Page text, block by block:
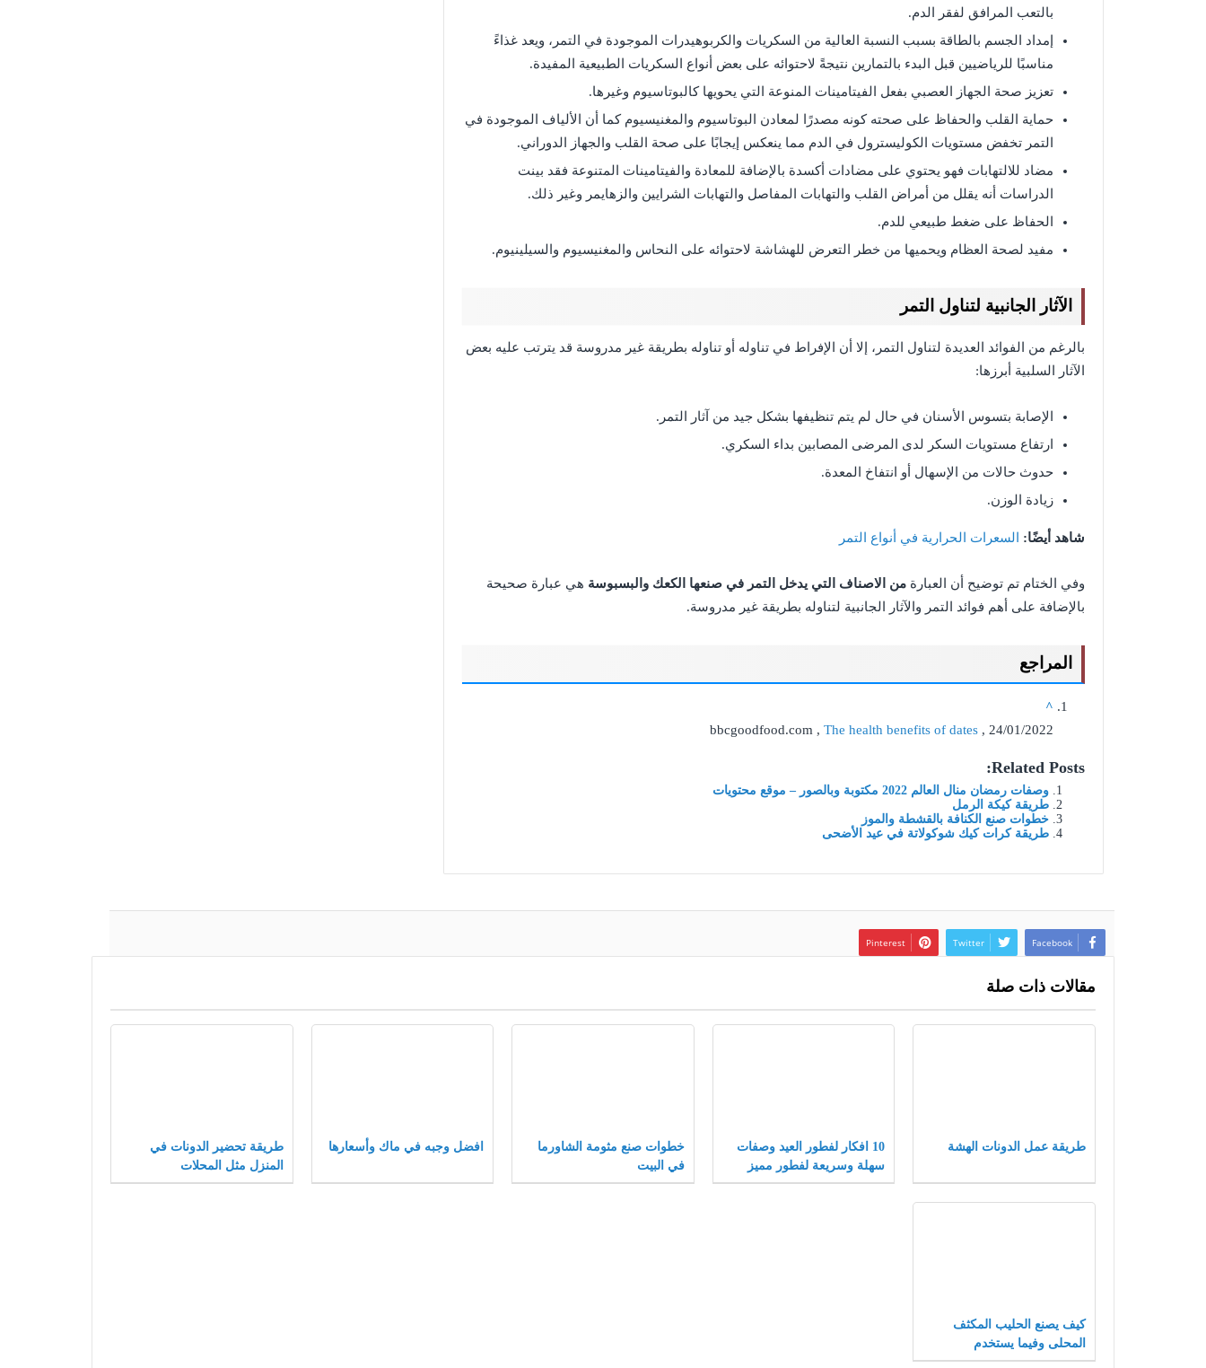
بالتعب المرافق لفقر الدم.
إمداد الجسم بالطاقة بسبب النسبة العالية من السكريات والكربوهيدرات الموجودة في التمر، ويعد غذاءً
مناسبًا للرياضيين قبل البدء بالتمارين نتيجةً لاحتوائه على بعض أنواع السكريات الطبيعية المفيدة.
تعزيز صحة الجهاز العصبي بفعل الفيتامينات المنوعة التي يحويها كالبوتاسيوم وغيرها.
حماية القلب والحفاظ على صحته كونه مصدرًا لمعادن البوتاسيوم والمغنيسيوم كما أن الألياف الموجودة في
التمر تخفض مستويات الكوليسترول في الدم مما ينعكس إيجابًا على صحة القلب والجهاز الدوراني.
مضاد للالتهابات فهو يحتوي على مضادات أكسدة بالإضافة للمعادة والفيتامينات المتنوعة فقد بينت
الدراسات أنه يقلل من أمراض القلب والتهابات المفاصل والتهابات الشرايين والزهايمر وغير ذلك.
الحفاظ على ضغط طبيعي للدم.
مفيد لصحة العظام ويحميها من خطر التعرض للهشاشة لاحتوائه على النحاس والمغنيسيوم والسيلينيوم.
الآثار الجانبية لتناول التمر
بالرغم من الفوائد العديدة لتناول التمر، إلا أن الإفراط في تناوله أو تناوله بطريقة غير مدروسة قد يترتب عليه بعض
الآثار السلبية أبرزها:
الإصابة بتسوس الأسنان في حال لم يتم تنظيفها بشكل جيد من آثار التمر.
ارتفاع مستويات السكر لدى المرضى المصابين بداء السكري.
حدوث حالات من الإسهال أو انتفاخ المعدة.
زيادة الوزن.
شاهد أيضًا: السعرات الحرارية في أنواع التمر
وفي الختام تم توضيح أن العبارة من الاصناف التي يدخل التمر في صنعها الكعك والبسبوسة هي عبارة صحيحة
بالإضافة على أهم فوائد التمر والآثار الجانبية لتناوله بطريقة غير مدروسة.
المراجع
^
bbcgoodfood.com , The health benefits of dates , 24/01/2022
Related Posts:
وصفات رمضان منال العالم 2022 مكتوبة وبالصور – موقع محتويات
طريقة كيكة الرمل
خطوات صنع الكنافة بالقشطة والموز
طريقة كرات كيك شوكولاتة في عيد الأضحى
Facebook
Twitter
Pinterest
مقالات ذات صلة
طريقة عمل الدونات الهشة
10 افكار لفطور العيد وصفات
سهلة وسريعة لفطور مميز
خطوات صنع مثومة الشاورما
في البيت
افضل وجبه في ماك وأسعارها
طريقة تحضير الدونات في
المنزل مثل المحلات
كيف يصنع الحليب المكثف
المحلى وفيما يستخدم